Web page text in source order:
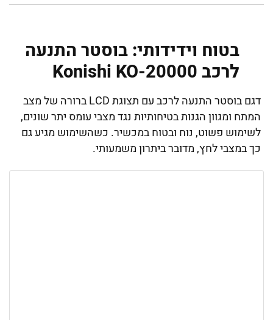
בטוח וידידותי: בוסטר התנעה
לרכב Konishi KO-20000
דגם בוסטר התנעה לרכב עם תצוגת LCD ברורה של מצב
המתח ומגוון הגנות בטיחותיות נגד מצבי עומס יתר שונים,
לשימוש פשוט, נוח ובטוח במכשיר. כשהשימוש מגיע גם
כך במצבי לחץ, מדובר ביתרון משמעותי.